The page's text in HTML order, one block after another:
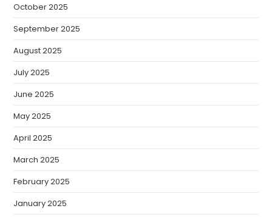
October 2025
September 2025
August 2025
July 2025
June 2025
May 2025
April 2025
March 2025
February 2025
January 2025